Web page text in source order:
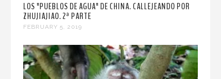
LOS "PUEBLOS DE AGUA" DE CHINA. CALLEJEANDO POR
ZHUJIAJIAO. 2ª PARTE
FEBRUARY 5, 2019